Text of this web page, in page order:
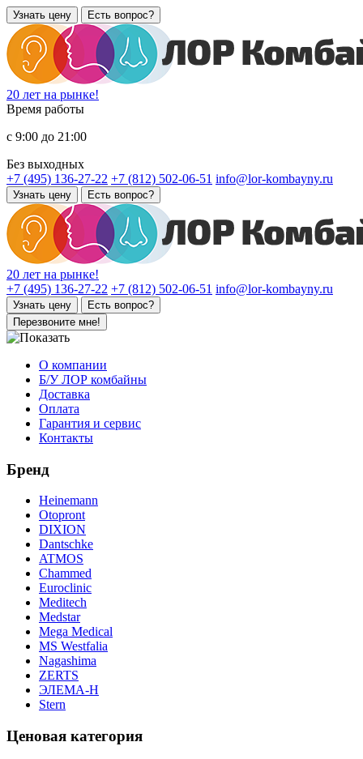
Узнать цену Есть вопрос?
20 лет на рынке!
Время работы
с 9:00 до 21:00
Без выходных
+7 (495) 136-27-22 +7 (812) 502-06-51 info@lor-kombayny.ru
Узнать цену Есть вопрос?
20 лет на рынке!
+7 (495) 136-27-22 +7 (812) 502-06-51 info@lor-kombayny.ru
Узнать цену
Есть вопрос?
Перезвоните мне!
О компании
Б/У ЛОР комбайны
Доставка
Оплата
Гарантия и сервис
Контакты
Бренд
Heinemann
Otopront
DIXION
Dantschke
ATMOS
Chammed
Euroclinic
Meditech
Medstar
Mega Medical
MS Westfalia
Nagashima
ZERTS
ЭЛЕМА-Н
Stern
Ценовая категория